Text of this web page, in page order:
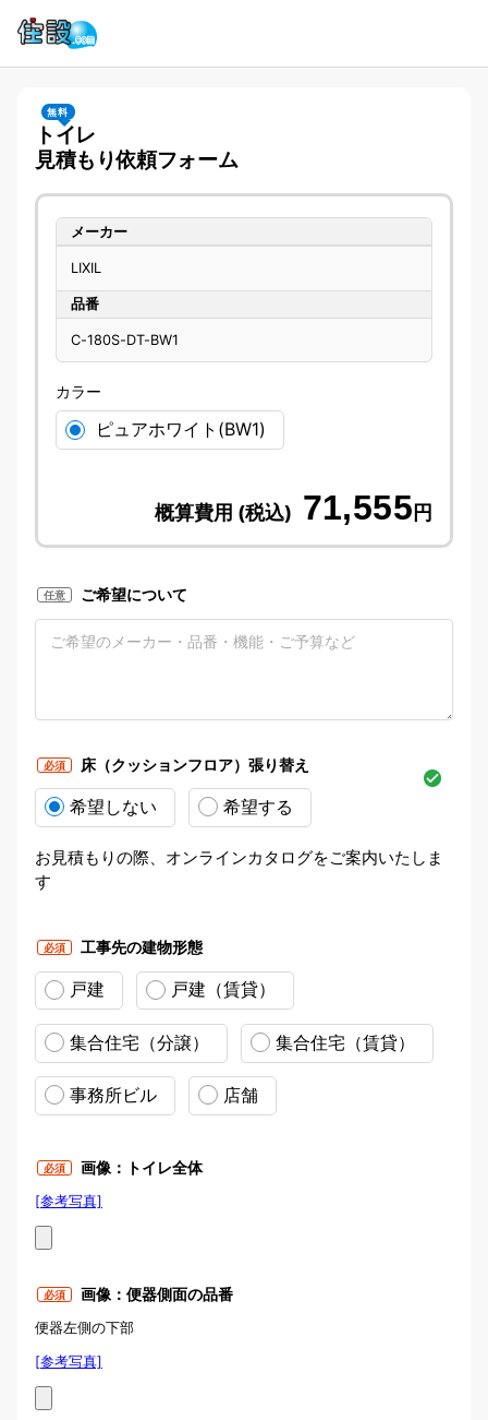
無料
トイレ
見積もり依頼フォーム
メーカー
LIXIL
品番
C-180S-DT-BW1
カラー
ピュアホワイト(BW1)
概算費用 (税込) 71,555円
任意 ご希望について
必須 床（クッションフロア）張り替え
希望しない 希望する
お見積もりの際、オンラインカタログをご案内いたしま
す
必須 工事先の建物形態
戸建 戸建（賃貸）
集合住宅（分譲） 集合住宅（賃貸）
事務所ビル 店舗
必須 画像：トイレ全体
[参考写真]
必須 画像：便器側面の品番
便器左側の下部
[参考写真]